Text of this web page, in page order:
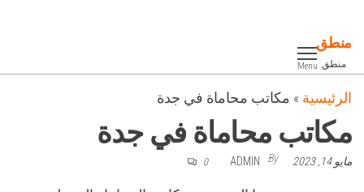
content
منطق
منطق Menu
الرئيسية » مكاتب محاماة في جدة
مكاتب محاماة في جدة
مايو 14, 2023 By
ADMIN
0